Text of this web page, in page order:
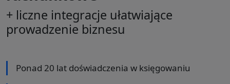
+ liczne integracje ułatwiające
prowadzenie biznesu
Ponad 20 lat doświadczenia w księgowaniu